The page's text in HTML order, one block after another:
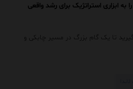
همراه شماست تا CRM را به ابزاری استراتژیک برای رشد واقعی
تا یک گام بزرگ در مسیر چابکی و